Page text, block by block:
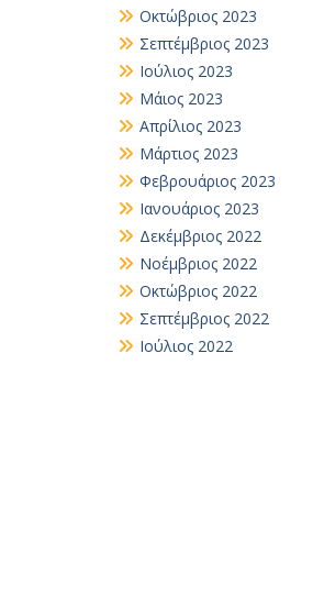
Οκτώβριος 2023
Σεπτέμβριος 2023
Ιούλιος 2023
Μάιος 2023
Απρίλιος 2023
Μάρτιος 2023
Φεβρουάριος 2023
Ιανουάριος 2023
Δεκέμβριος 2022
Νοέμβριος 2022
Οκτώβριος 2022
Σεπτέμβριος 2022
Ιούλιος 2022